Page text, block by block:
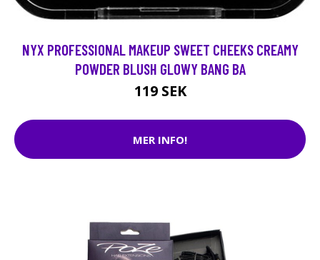
NYX PROFESSIONAL MAKEUP SWEET CHEEKS CREAMY
POWDER BLUSH GLOWY BANG BA
119 SEK
MER INFO!